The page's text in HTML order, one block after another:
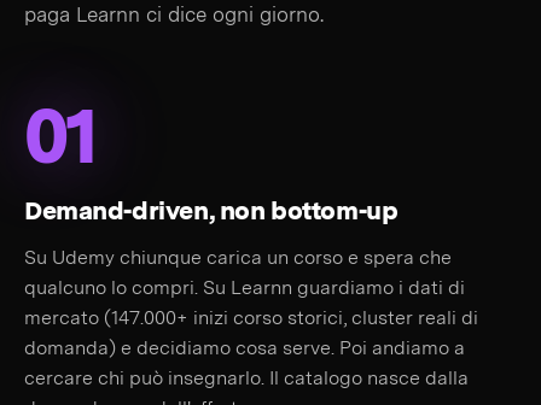
paga Learnn ci dice ogni giorno.
01
Demand-driven, non bottom-up
Su Udemy chiunque carica un corso e spera che
qualcuno lo compri. Su Learnn guardiamo i dati di
mercato (147.000+ inizi corso storici, cluster reali di
domanda) e decidiamo cosa serve. Poi andiamo a
cercare chi può insegnarlo. Il catalogo nasce dalla